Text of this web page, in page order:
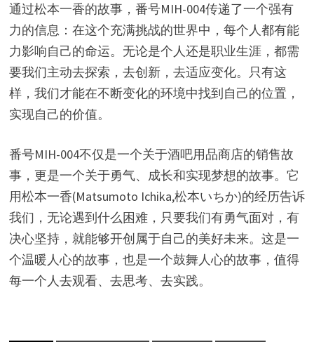
通过松本一香的故事，番号MIH-004传递了一个强有
力的信息：在这个充满挑战的世界中，每个人都有能
力影响自己的命运。无论是个人还是职业生涯，都需
要我们主动去探索，去创新，去适应变化。只有这
样，我们才能在不断变化的环境中找到自己的位置，
实现自己的价值。
番号MIH-004不仅是一个关于酒吧用品商店的销售故
事，更是一个关于勇气、成长和实现梦想的故事。它
用松本一香(Matsumoto Ichika,松本いちか)的经历告诉
我们，无论遇到什么困难，只要我们有勇气面对，有
决心坚持，就能够开创属于自己的美好未来。这是一
个温暖人心的故事，也是一个鼓舞人心的故事，值得
每一个人去观看、去思考、去实践。